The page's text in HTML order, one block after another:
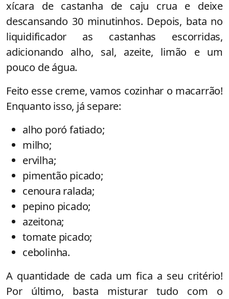
xícara de castanha de caju crua e deixe
descansando 30 minutinhos. Depois, bata no
liquidificador as castanhas escorridas,
adicionando alho, sal, azeite, limão e um
pouco de água.
Feito esse creme, vamos cozinhar o macarrão!
Enquanto isso, já separe:
alho poró fatiado;
milho;
ervilha;
pimentão picado;
cenoura ralada;
pepino picado;
azeitona;
tomate picado;
cebolinha.
A quantidade de cada um fica a seu critério!
Por último, basta misturar tudo com o